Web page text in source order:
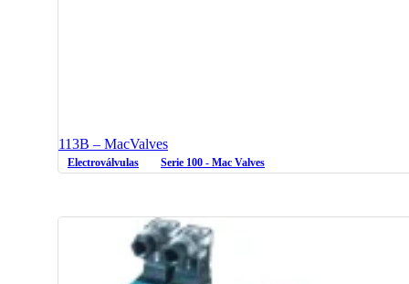
113B – MacValves
Electroválvulas Serie 100 - Mac Valves